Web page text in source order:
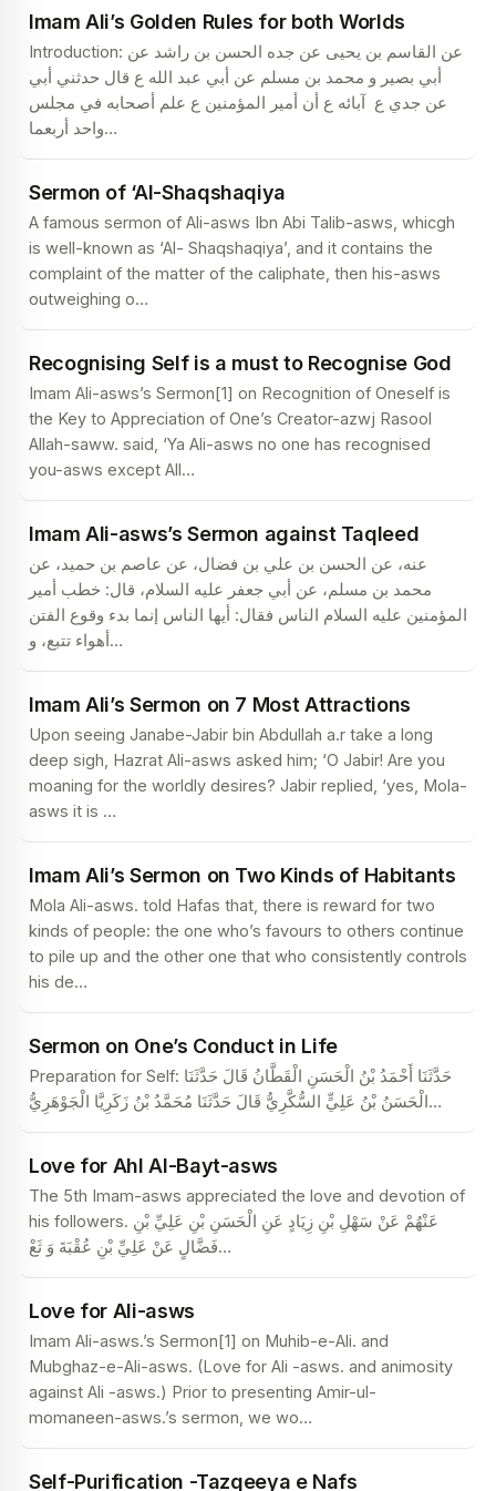
Imam Ali’s Golden Rules for both Worlds
Introduction: عن القاسم بن يحيى عن جده الحسن بن راشد عن
أبي بصير و محمد بن مسلم عن أبي عبد الله ع قال حدثني أبي
عن جدي ع ‏ آبائه ع أن أمير المؤمنين ع علم أصحابه في مجلس
واحد أربعما…
Sermon of ‘Al-Shaqshaqiya
A famous sermon of Ali-asws Ibn Abi Talib-asws, whicgh
is well-known as ‘Al- Shaqshaqiya’, and it contains the
complaint of the matter of the caliphate, then his-asws
outweighing o…
Recognising Self is a must to Recognise God
Imam Ali-asws’s Sermon[1] on Recognition of Oneself is
the Key to Appreciation of One’s Creator-azwj Rasool
Allah-saww. said, ‘Ya Ali-asws no one has recognised
you-asws except All…
Imam Ali-asws’s Sermon against Taqleed
عنه، عن الحسن بن علي بن فضال، عن عاصم بن حميد، عن
محمد بن مسلم، عن أبي جعفر عليه السلام، قال: خطب أمير
المؤمنين عليه السلام الناس فقال: أيها الناس إنما بدء وقوع الفتن
أهواء تتبع، و…
Imam Ali’s Sermon on 7 Most Attractions
Upon seeing Janabe-Jabir bin Abdullah a.r take a long
deep sigh, Hazrat Ali-asws asked him; ‘O Jabir! Are you
moaning for the worldly desires? Jabir replied, ‘yes, Mola-
asws it is …
Imam Ali’s Sermon on Two Kinds of Habitants
Mola Ali-asws. told Hafas that, there is reward for two
kinds of people: the one who’s favours to others continue
to pile up and the other one that who consistently controls
his de…
Sermon on One’s Conduct in Life
Preparation for Self: حَدَّثَنَا أَحْمَدُ بْنُ الْحَسَنِ الْقَطَّانُ قَالَ حَدَّثَنَا
الْحَسَنُ بْنُ عَلِيٍّ السُّكَّرِيُّ قَالَ حَدَّثَنَا مُحَمَّدُ بْنُ زَكَرِيَّا الْجَوْهَرِيُّ…
Love for Ahl Al-Bayt-asws
The 5th Imam-asws appreciated the love and devotion of
his followers. عَنْهُمْ عَنْ سَهْلِ بْنِ زِيَادٍ عَنِ الْحَسَنِ بْنِ عَلِيِّ بْنِ
فَضَّالٍ عَنْ عَلِيِّ بْنِ عُقْبَةَ وَ ثَعْ…
Love for Ali-asws
Imam Ali-asws.’s Sermon[1] on Muhib-e-Ali. and
Mubghaz-e-Ali-asws. (Love for Ali -asws. and animosity
against Ali -asws.) Prior to presenting Amir-ul-
momaneen-asws.’s sermon, we wo…
Self-Purification -Tazqeeya e Nafs